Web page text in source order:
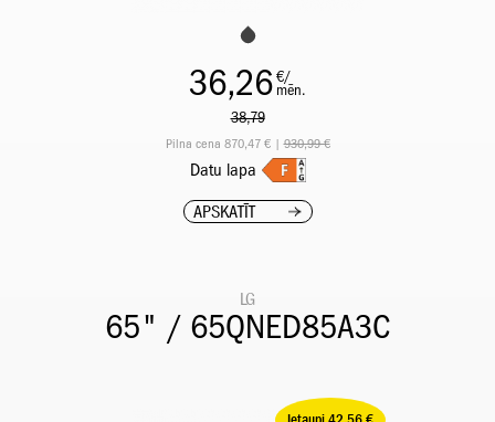
36,26€/
mēn.
38,79
Pilna cena 870,47 € |930,99 €
Datu lapa
APSKATĪT
LG
65" / 65QNED85A3C